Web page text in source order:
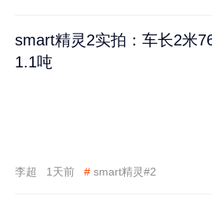
smart精灵2实拍：车长2米
1.1吨
李超 1天前 # smart精灵#2